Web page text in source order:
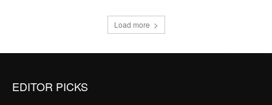
Load more
EDITOR PICKS